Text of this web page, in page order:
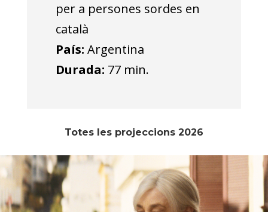
per a persones sordes en
català
País: Argentina
Durada: 77 min.
Totes les projeccions 2026